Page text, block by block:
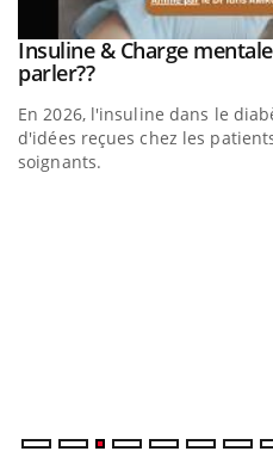
Youtube
Insuline & Charge
parler??Youtube
En 2026, l'insuline dans le
d'idées reçues chez les
soignants.